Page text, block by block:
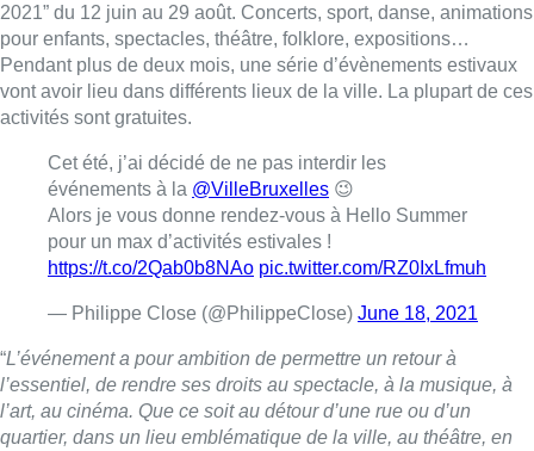
2021” du 12 juin au 29 août. Concerts, sport, danse, animations
pour enfants, spectacles, théâtre, folklore, expositions…
Pendant plus de deux mois, une série d’évènements estivaux
vont avoir lieu dans différents lieux de la ville. La plupart de ces
activités sont gratuites.
Cet été, j’ai décidé de ne pas interdir les
événements à la @VilleBruxelles 😉
Alors je vous donne rendez-vous à Hello Summer
pour un max d’activités estivales !
https://t.co/2Qab0b8NAo pic.twitter.com/RZ0IxLfmuh
— Philippe Close (@PhilippeClose) June 18, 2021
“L’événement a pour ambition de permettre un retour à
l’essentiel, de rendre ses droits au spectacle, à la musique, à
l’art, au cinéma. Que ce soit au détour d’une rue ou d’un
quartier, dans un lieu emblématique de la ville, au théâtre, en